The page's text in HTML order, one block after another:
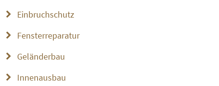
Einbruchschutz
Fensterreparatur
Geländerbau
Innenausbau